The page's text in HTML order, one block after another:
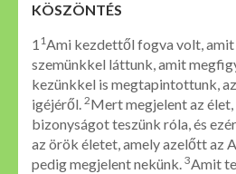
KÖSZÖNTÉS
1 1Ami kezdettől fogva volt,
szemünkkel láttunk, amit
kezünkkel is megtapintottunk,
igéjéről. 2Mert megjelent az
bizonyságot teszünk róla, és
az örök életet, amely azelőtt az
pedig megjelent nekünk. 3Amit